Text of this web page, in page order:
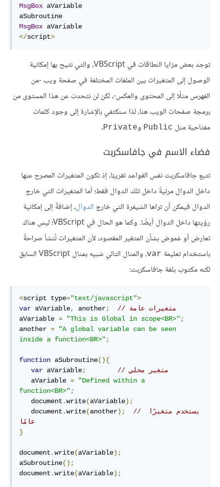
MsgBox aVariable
MsgBox
</script>
توجد بعض مزايا النطاقات في VBScript، والتي نتيح بها إمكانية
الوصول إلى المتغيرات بين الملفات المختلفة في صفحة ويب -من
الفهرس مثلًا إلى المحتوى والعكس-، لكن لن نتحدث عن هذا المستوى من
برمجة صفحات الويب هنا، لذا سنكتفي بالإشارة إلى وجود كلمات
مفتاحية مثل Public وPrivate
.
فضاء الاسم في جافاسكربت
تتبع جافاسكربت نفس القواعد تقريبًا، إذ تكون المتغيرات المصرح عنها
داخل الدوال مرئيةً داخل تلك الدوال فقط؛ أما المتغيرات التي خارج
الدوال فيمكن أن تراها الشيفرة التي خارج الدوال، إضافةً إلى إمكانية
رؤيتها داخل الدوال أيضًا. وكما هو الحال في VBScript؛ ليس هناك
تعارض أو غموض بشأن المتغير المقصود، لأن المتغيرات تُنشأ صراحةً
باستخدام تعليمة var
، والمثال التالي شبيه بمثال VBScript السابق
لكنه مكتوب بلغة جافاسكربت:
<script type="text/javascript">
var aVariable, another;
// متغيرات عامة
aVariable = "This is Global in scope<BR>" ;
another =
"A global variable can be seen
inside a function<BR>" ;
function aSubroutine(){
var aVariable;
// متغير محلي
   aVariable
=
"Defined within a
function<BR>" ;
   document
.write(aVariable);
   document
.write(another);
// يستخدم متغيرًا
عامًا
}
document .write(aVariable);
aSubroutine();
document .write(aVariable);